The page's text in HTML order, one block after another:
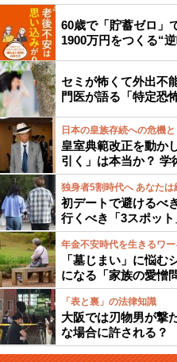
60歳で「貯蓄ゼロ」
1900万円をつくる“
セミが怖くて外出不
門医が語る「特定恐
日本の皇族存続への危機
皇室典範改正を動か
引く」は本当か？ 学
独身者5割時代へ あなたは
初デートで避けるべ
行くべき「3スポット
年金不安時代を生きるワ
「墓じまい」に悩む
になる「家族の愛憎
「表と裏」の法律知識
大阪では刃物男が撃
な場合に許される？